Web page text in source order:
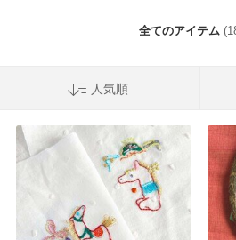
全てのアイテム
人気順